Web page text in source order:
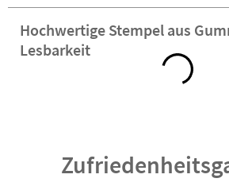
Hochwertige Stempel aus
Lesbarkeit